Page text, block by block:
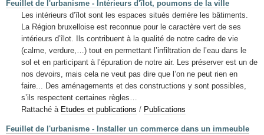
Feuillet de l'urbanisme - Intérieurs d'îlot, poumons de la ville
Les intérieurs d’îlot sont les espaces situés derrière les bâtiments.
La Région bruxelloise est reconnue pour le caractère vert de ses
intérieurs d’îlot. Ils contribuent à la qualité de notre cadre de vie
(calme, verdure,…) tout en permettant l’infiltration de l’eau dans le
sol et en participant à l’épuration de notre air. Les préserver est un de
nos devoirs, mais cela ne veut pas dire que l’on ne peut rien en
faire... Des aménagements et des constructions y sont possibles,
s’ils respectent certaines règles…
Rattaché à Etudes et publications / Publications
Feuillet de l'urbanisme - Installer un commerce dans un immeuble